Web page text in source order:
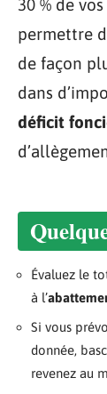
30 % de
permettre
de façon
dans
déficit
Évaluez le
à l’
Si vous
donnée,
revenez au